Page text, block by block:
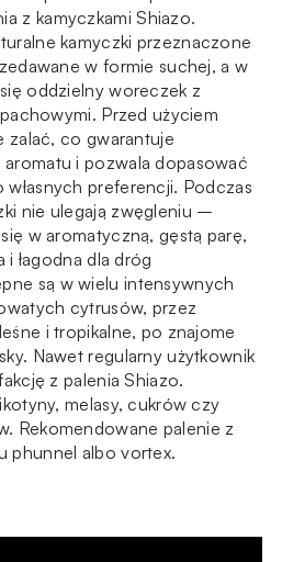
z kamyczkami Shiazo.
kamyczki przeznaczone
w formie suchej, a w
oddzielny woreczek z
Przed użyciem
zalać, co gwarantuje
aromatu i pozwala dopasować
preferencji. Podczas
nie ulegają zwęgleniu –
w aromatyczną, gęstą parę,
łagodna dla dróg
są w wielu intensywnych
cytrusów, przez
i tropikalne, po znajome
Nawet regularny użytkownik
z palenia Shiazo.
melasy, cukrów czy
Rekomendowane palenie z
phunnel albo vortex.